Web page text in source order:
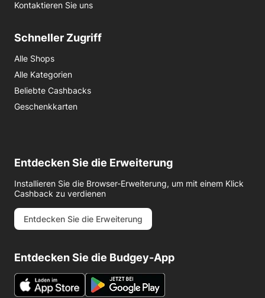
Kontaktieren Sie uns
Schneller Zugriff
Alle Shops
Alle Kategorien
Beliebte Cashbacks
Geschenkkarten
Entdecken Sie die Erweiterung
Installieren Sie die Browser-Erweiterung, um mit einem Klick
Cashback zu verdienen
Entdecken Sie die Erweiterung
Entdecken Sie die Budgey-App